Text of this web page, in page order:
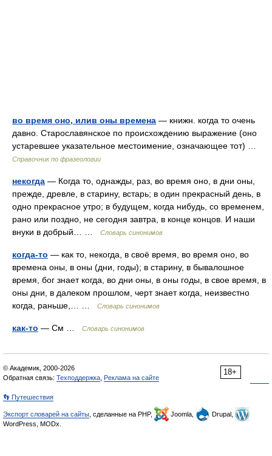
во время оно, илив оны времена — книжн. когда то очень
давно. Старославянское по происхождению выражение (оно
устаревшее указательное местоимение, означающее тот) …
Справочник по фразеологии
некогда — Когда то, однажды, раз, во время оно, в дни оны,
прежде, древле, в старину, встарь; в один прекрасный день, в
одно прекрасное утро; в будущем, когда нибудь, со временем,
рано или поздно, не сегодня завтра, в конце концов. И наши
внуки в добрый… …
Словарь синонимов
когда-то — как то, некогда, в своё время, во время оно, во
времена оны, в оны (дни, годы); в старину, в бывалошное
время, бог знает когда, во дни оны, в оны годы, в свое время, в
оны дни, в далеком прошлом, черт знает когда, неизвестно
когда, раньше,… …
Словарь синонимов
как-то — См … Словарь синонимов
18+
© Академик, 2000-2026
Обратная связь: Техподдержка Реклама на сайте
👣 Путешествия
Экспорт словарей на сайты , сделанные на PHP, Joomla,
Drupal,
WordPress, MODx.